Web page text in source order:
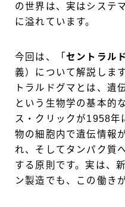
の世界は、実はシステ
に溢れています。
今回は、「 セントラル
義）について解説しま
トラルドグマとは、遺
という生物学の基本的
ス・クリックが1958年
物の細胞内で遺伝情報
れ、そしてタンパク質
する原則です。実は、
ン製造でも、この働き